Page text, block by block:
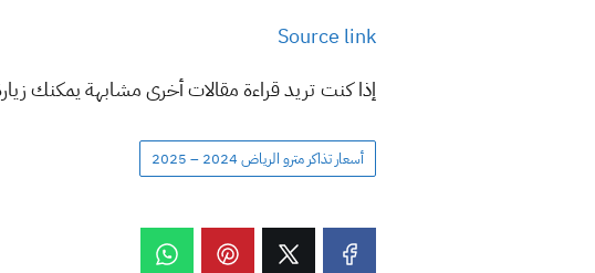
Source link
إذا كنت تريد قراءة مقالات أخرى مشابهة يمكنك
أسعار تذاكر مترو الرياض 2024 – 2025